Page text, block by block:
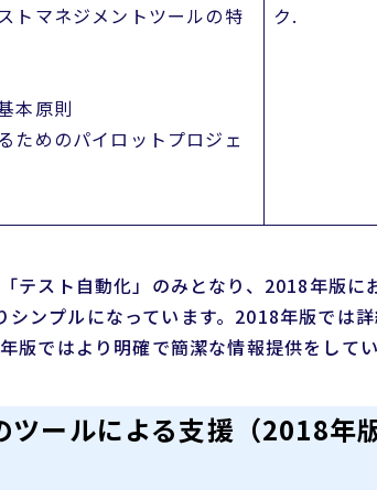
トマネジメントツールの特
本原則
ためのパイロットプロジェ
ク.
テスト自動化」のみとなり、2018年版に
シンプルになっています。2018年版では
版ではより明確で簡潔な情報提供をしてい
ールによる支援（2018年